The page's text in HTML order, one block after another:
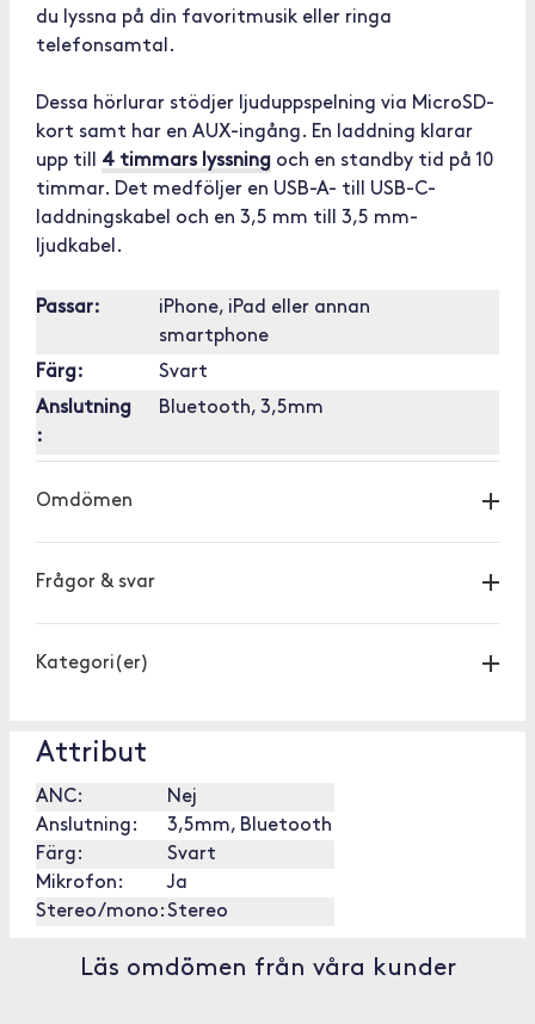
du lyssna på din favoritmusik eller ringa
telefonsamtal.
Dessa hörlurar stödjer ljuduppspelning via MicroSD-
kort samt har en AUX-ingång. En laddning klarar
upp till 4 timmars lyssning och en standby tid på 10
timmar. Det medföljer en USB-A- till USB-C-
laddningskabel och en 3,5 mm till 3,5 mm-
ljudkabel.
Passar:
iPhone, iPad eller annan
smartphone
Färg:
Svart
Anslutning
:
Bluetooth, 3,5mm
Omdömen
Frågor & svar
Kategori(er)
Attribut
ANC:
Nej
Anslutning:
3,5mm, Bluetooth
Färg:
Svart
Mikrofon:
Ja
Stereo/mono:Stereo
Läs omdömen från våra kunder